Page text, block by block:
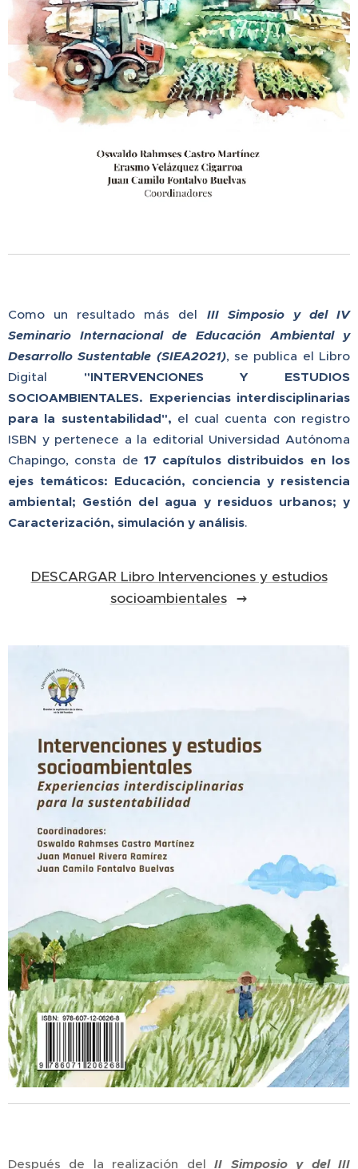
Como un resultado más del III Simposio y del IV
Seminario Internacional de Educación Ambiental y
Desarrollo Sustentable (SIEA2021), se publica el Libro
Digital "INTERVENCIONES Y ESTUDIOS
SOCIOAMBIENTALES. Experiencias interdisciplinarias
para la sustentabilidad", el cual cuenta con registro
ISBN y pertenece a la editorial Universidad Autónoma
Chapingo, consta de 17 capítulos distribuidos en los
ejes temáticos: Educación, conciencia y resistencia
ambiental; Gestión del agua y residuos urbanos; y
Caracterización, simulación y análisis.
DESCARGAR Libro Intervenciones y estudios
socioambientales
Después de la realización delII Simposio y del III